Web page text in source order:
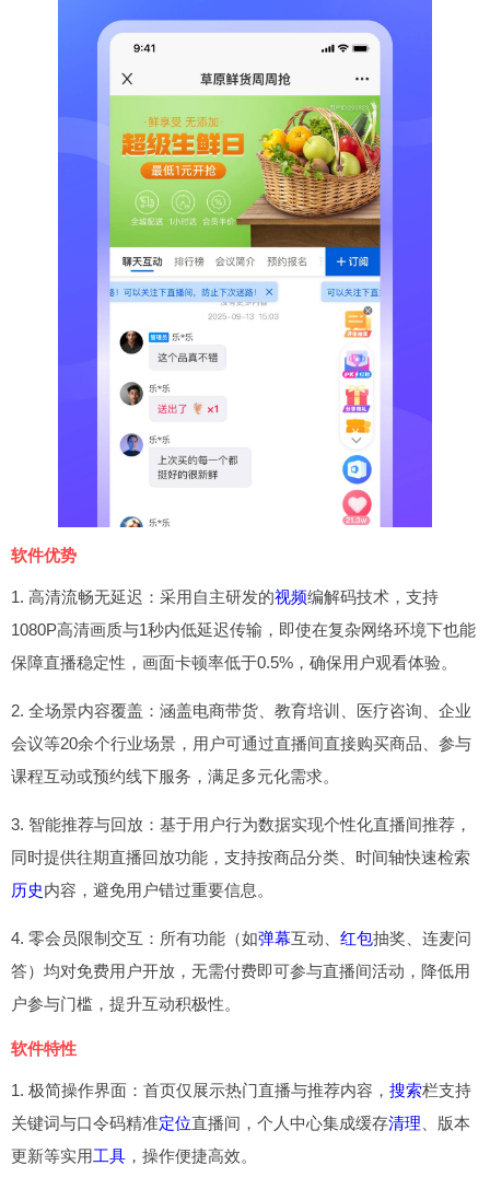
软件优势
1. 高清流畅无延迟：采用自主研发的视频编解码技术，支持
1080P高清画质与1秒内低延迟传输，即使在复杂网络环境下也能
保障直播稳定性，画面卡顿率低于0.5%，确保用户观看体验。
2. 全场景内容覆盖：涵盖电商带货、教育培训、医疗咨询、企业
会议等20余个行业场景，用户可通过直播间直接购买商品、参与
课程互动或预约线下服务，满足多元化需求。
3. 智能推荐与回放：基于用户行为数据实现个性化直播间推荐，
同时提供往期直播回放功能，支持按商品分类、时间轴快速检索
历史内容，避免用户错过重要信息。
4. 零会员限制交互：所有功能（如弹幕互动、 红包抽奖、连麦问
答）均对免费用户开放，无需付费即可参与直播间活动，降低用
户参与门槛，提升互动积极性。
软件特性
1. 极简操作界面：首页仅展示热门直播与推荐内容， 搜索栏支持
关键词与口令码精准定位直播间，个人中心集成缓存清理 、版本
更新等实用工具 ，操作便捷高效。